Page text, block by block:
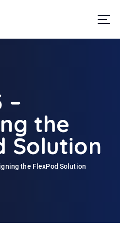
–
the
Solution
the FlexPod Solution